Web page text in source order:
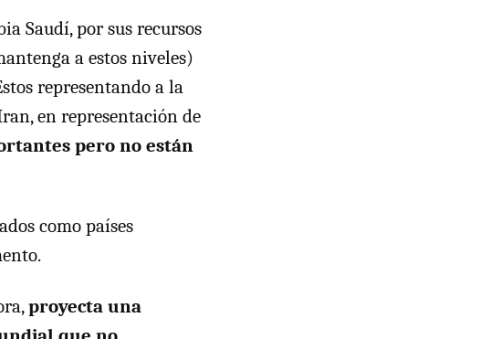
Saudí, por sus recursos
a estos niveles)
representando a la
en representación de
pero no están
como países
proyecta una